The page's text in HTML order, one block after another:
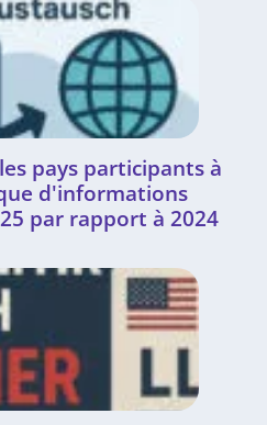
pays participants à
d'informations
par rapport à 2024